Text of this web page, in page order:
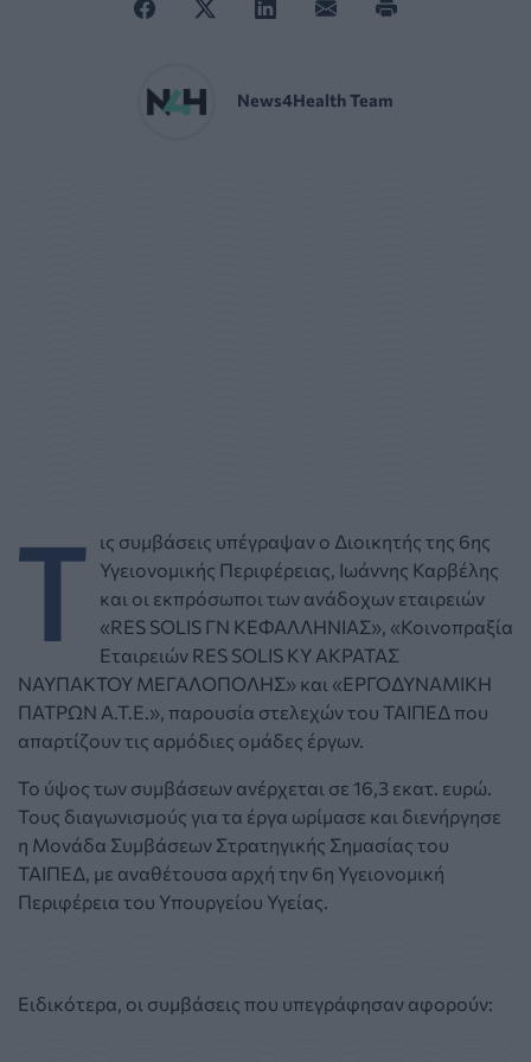
News4Health Team
Τ
ις συμβάσεις υπέγραψαν ο Διοικητής της 6ης
Υγειονομικής Περιφέρειας, Ιωάννης Καρβέλης
και οι εκπρόσωποι των ανάδοχων εταιρειών
«RES SOLIS ΓΝ ΚΕΦΑΛΛΗΝΙΑΣ», «Κοινοπραξία
Εταιρειών RES SOLIS ΚΥ ΑΚΡΑΤΑΣ
ΝΑΥΠΑΚΤΟΥ ΜΕΓΑΛΟΠΟΛΗΣ» και «ΕΡΓΟΔΥΝΑΜΙΚΗ
ΠΑΤΡΩΝ Α.Τ.Ε.», παρουσία στελεχών του ΤΑΙΠΕΔ που
απαρτίζουν τις αρμόδιες ομάδες έργων.
Το ύψος των συμβάσεων ανέρχεται σε 16,3 εκατ. ευρώ.
Τους διαγωνισμούς για τα έργα ωρίμασε και διενήργησε
η Μονάδα Συμβάσεων Στρατηγικής Σημασίας του
ΤΑΙΠΕΔ, με αναθέτουσα αρχή την 6η Υγειονομική
Περιφέρεια του Υπουργείου Υγείας.
Ειδικότερα, οι συμβάσεις που υπεγράφησαν αφορούν: